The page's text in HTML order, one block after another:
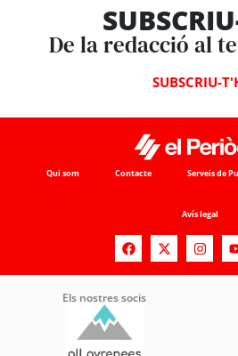
De la redacció al
SUBSCRIU-
Qui som Contacte Serveis de
Avís legal
Els nostres socis